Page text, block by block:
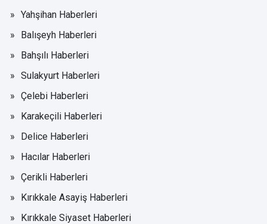
Yahşihan Haberleri
Balışeyh Haberleri
Bahşılı Haberleri
Sulakyurt Haberleri
Çelebi Haberleri
Karakeçili Haberleri
Delice Haberleri
Hacılar Haberleri
Çerikli Haberleri
Kırıkkale Asayiş Haberleri
Kırıkkale Siyaset Haberleri